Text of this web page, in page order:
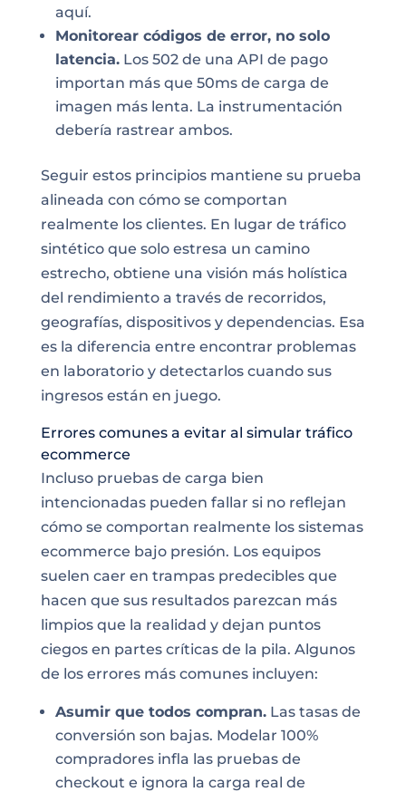
aquí.
Monitorear códigos de error, no solo
latencia.Los 502 de una API de pago
importan más que 50ms de carga de
imagen más lenta. La instrumentación
debería rastrear ambos.
Seguir estos principios mantiene su prueba
alineada con cómo se comportan
realmente los clientes. En lugar de tráfico
sintético que solo estresa un camino
estrecho, obtiene una visión más holística
del rendimiento a través de recorridos,
geografías, dispositivos y dependencias. Esa
es la diferencia entre encontrar problemas
en laboratorio y detectarlos cuando sus
ingresos están en juego.
Errores comunes a evitar al simular tráfico
ecommerce
Incluso pruebas de carga bien
intencionadas pueden fallar si no reflejan
cómo se comportan realmente los sistemas
ecommerce bajo presión. Los equipos
suelen caer en trampas predecibles que
hacen que sus resultados parezcan más
limpios que la realidad y dejan puntos
ciegos en partes críticas de la pila. Algunos
de los errores más comunes incluyen:
Asumir que todos compran.Las tasas de
conversión son bajas. Modelar 100%
compradores infla las pruebas de
checkout e ignora la carga real de